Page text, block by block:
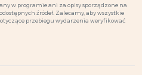
w programie ani za opisy sporządzone na
źródeł. Zalecamy, aby wszystkie
przebiegu wydarzenia weryfikować